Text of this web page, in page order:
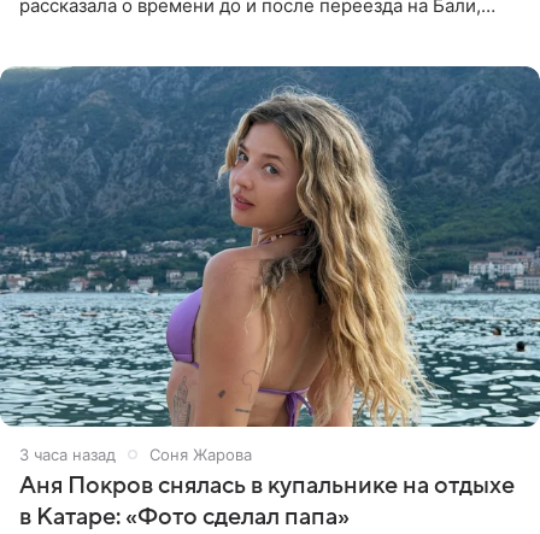
рассказала о времени до и после переезда на Бали,
3 часа назад Соня Жарова
Аня Покров снялась в купальнике на отдыхе
в Катаре: «Фото сделал папа»